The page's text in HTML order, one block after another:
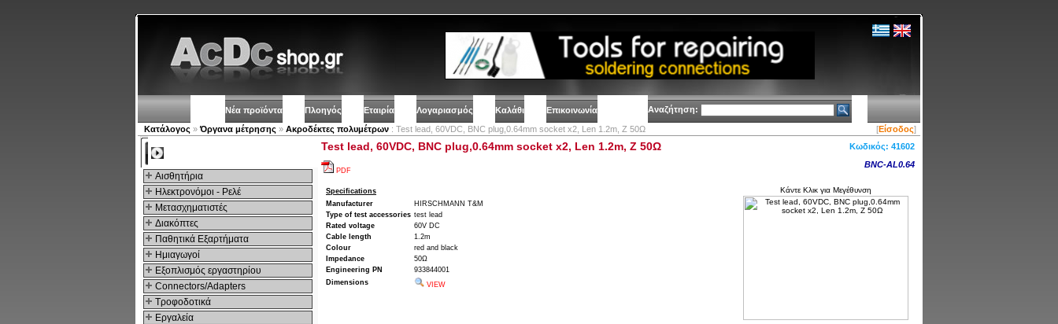
Νέα προϊόντα Πλοηγός Εταιρία Λογαριασμός Καλάθι Επικοινωνία Αναζήτηση:
Κατάλογος »Όργανα μέτρησης » Ακροδέκτες πολυμέτρων : Test lead, 60VDC, BNC plug,0.64mm socket x2, Len 1.2m, Z 50Ω [Είσοδος]
Αισθητήρια
Ηλεκτρονόμοι - Ρελέ
Μετασχηματιστές
Διακόπτες
Παθητικά Εξαρτήματα
Hμιαγωγοί
Εξοπλισμός εργαστηρίου
Connectors/Adapters
Τροφοδοτικά
Εργαλεία
Test lead, 60VDC, BNC plug,0.64mm socket x2, Len 1.2m, Z 50Ω Κωδικός: 41602
PDF
BNC-AL0.64
Κάντε Κλικ για Μεγέθυνση
Specifications
Manufacturer
HIRSCHMANN T&M
Type of test accessories test lead
Rated voltage
60V DC
Cable length
1.2m
Colour
red and black
Impedance
50Ω
Engineering PN
933844001
Dimensions
VIEW